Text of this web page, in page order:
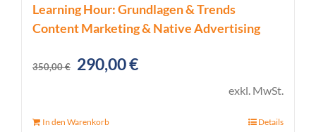
Learning Hour: Grundlagen & Trends
Content Marketing & Native Advertising
350,00€
Ursprünglicher
290,00€Aktueller
exkl. MwSt.
In den Warenkorb Details